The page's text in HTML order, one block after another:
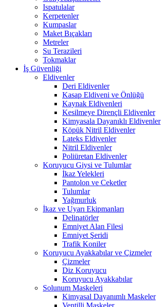
Ispatulalar
Kerpetenler
Kumpaslar
Maket Bıçakları
Metreler
Su Terazileri
Tokmaklar
İş Güvenliği
Eldivenler
Deri Eldivenler
Kasap Eldiveni ve Önlüğü
Kaynak Eldivenleri
Kesilmeye Dirençli Eldivenler
Kimyasala Dayanıklı Eldivenler
Köpük Nitril Eldivenler
Lateks Eldivenler
Nitril Eldivenler
Poliüretan Eldivenler
Koruyucu Giysi ve Tulumlar
İkaz Yelekleri
Pantolon ve Ceketler
Tulumlar
Yağmurluk
İkaz ve Uyarı Ekipmanları
Delinatörler
Emniyet Alan Filesi
Emniyet Şeridi
Trafik Koniler
Koruyucu Ayakkabılar ve Çizmeler
Çizmeler
Diz Koruyucu
Koruyucu Ayakkabılar
Solunum Maskeleri
Kimyasal Dayanımlı Maskeler
Ventilli Maskeler